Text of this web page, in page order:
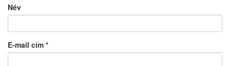
Név
E-mail cím *